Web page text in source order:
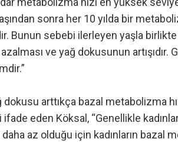
sonra her 10 yılda bir
Bunun sebebi ilerleyen yaşla
ve yağ dokusunun artışıdır.
arttıkça bazal metabolizma
eden Köksal, “Genellikle
az olduğu için kadınların bazal